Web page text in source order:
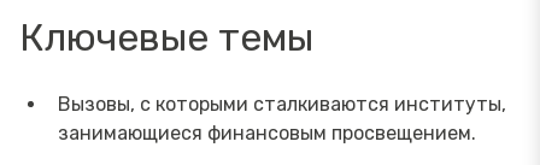
Ключевые темы
Вызовы, с которыми сталкиваются институты,
занимающиеся финансовым просвещением.